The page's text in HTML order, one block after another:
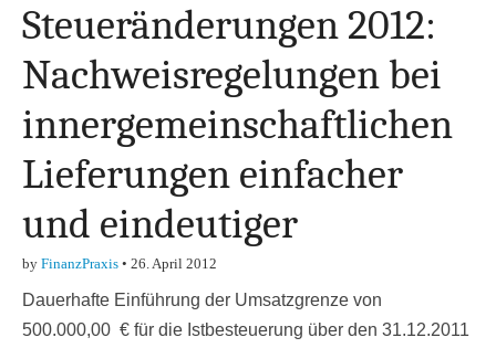
Steueränderungen 2012:
Nachweisregelungen bei
innergemeinschaftlichen
Lieferungen einfacher
und eindeutiger
by FinanzPraxis • 26. April 2012
Dauerhafte Einführung der Umsatzgrenze von
500.000,00 € für die Istbesteuerung über den 31.12.2011